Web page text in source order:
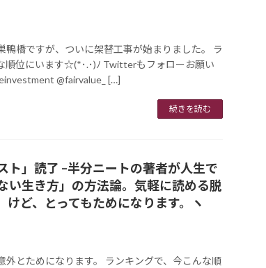
鴨橋ですが、ついに架替工事が始まりました。 ラ
順位にいます☆(*･.･)ﾉ Twitterもフォローお願い
@fairvalue_ […]
続きを読む
ト」読了 –半分ニートの著者が人生で
い生き方」の方法論。気軽に読める脱
けど、とってもためになります。ヽ
外とためになります。 ランキングで、今こんな順